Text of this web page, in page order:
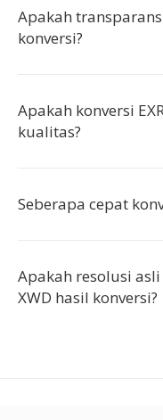
Apakah
konversi?
Apakah konversi
kualitas?
Seberapa cepat
Apakah resolusi
XWD hasil konversi?